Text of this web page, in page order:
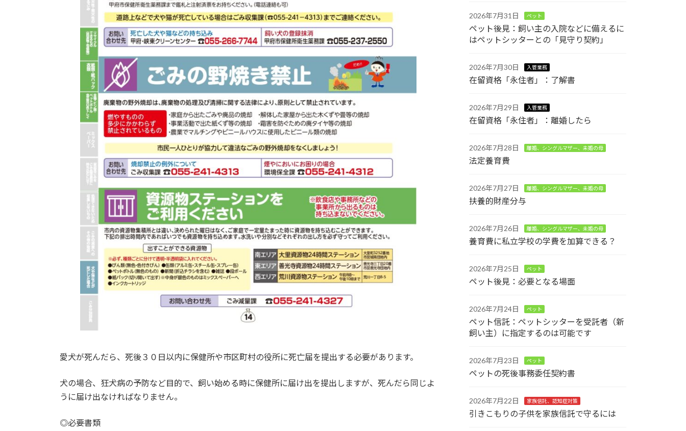
愛犬が死んだら、死後３０日以内に保健所や市区町村の役所に死亡届を提出する必要があります。
犬の場合、狂犬病の予防など目的で、飼い始める時に保健所に届け出を提出しますが、死んだら同じよ
うに届け出なければなりません。
◎必要書類
2026年7月31日 ペット
ペット後見：飼い主の入院などに備えるに
はペットシッターとの「見守り契約」
2026年7月30日 入管業務
在留資格「永住者」：了解書
2026年7月29日 入管業務
在留資格「永住者」：離婚したら
2026年7月28日 離婚、シングルマザー、未婚の母
法定養育費
2026年7月27日 離婚、シングルマザー、未婚の母
扶養的財産分与
2026年7月26日 離婚、シングルマザー、未婚の母
養育費に私立学校の学費を加算できる？
2026年7月25日 ペット
ペット後見：必要となる場面
2026年7月24日 ペット
ペット信託：ペットシッターを受託者（新
飼い主）に指定するのは可能です
2026年7月23日 ペット
ペットの死後事務委任契約書
2026年7月22日 家族信託、認知症対策
引きこもりの子供を家族信託で守るには